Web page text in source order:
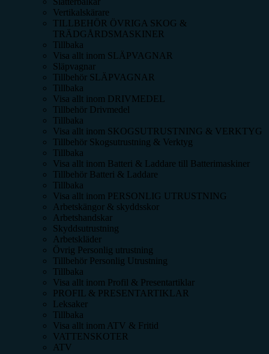
Vertikalskärare
TILLBEHÖR ÖVRIGA SKOG &
TRÄDGÅRDSMASKINER
Tillbaka
Visa allt inom SLÄPVAGNAR
Släpvagnar
Tillbehör SLÄPVAGNAR
Tillbaka
Visa allt inom DRIVMEDEL
Tillbehör Drivmedel
Tillbaka
Visa allt inom SKOGSUTRUSTNING & VERKTYG
Tillbehör Skogsutrustning & Verktyg
Tillbaka
Visa allt inom Batteri & Laddare till Batterimaskiner
Tillbehör Batteri & Laddare
Tillbaka
Visa allt inom PERSONLIG UTRUSTNING
Arbetskängor & skyddsskor
Arbetshandskar
Skyddsutrustning
Arbetskläder
Övrig Personlig utrustning
Tillbehör Personlig Utrustning
Tillbaka
Visa allt inom Profil & Presentartiklar
PROFIL & PRESENTARTIKLAR
Leksaker
Tillbaka
Visa allt inom ATV & Fritid
VATTENSKOTER
ATV